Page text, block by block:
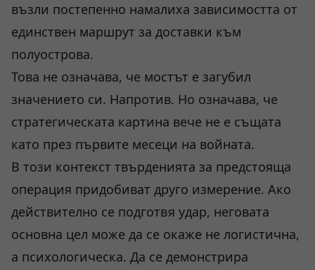
възли постепенно намалиха зависимостта от
единствен маршрут за доставки към
полуострова.
Това не означава, че мостът е загубил
значението си. Напротив. Но означава, че
стратегическата картина вече не е същата
като през първите месеци на войната.
В този контекст твърденията за предстояща
операция придобиват друго измерение. Ако
действително се подготвя удар, неговата
основна цел може да се окаже не логистична,
а психологическа. Да се демонстрира